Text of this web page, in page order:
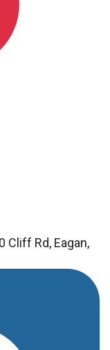
Cliff Rd, Eagan,